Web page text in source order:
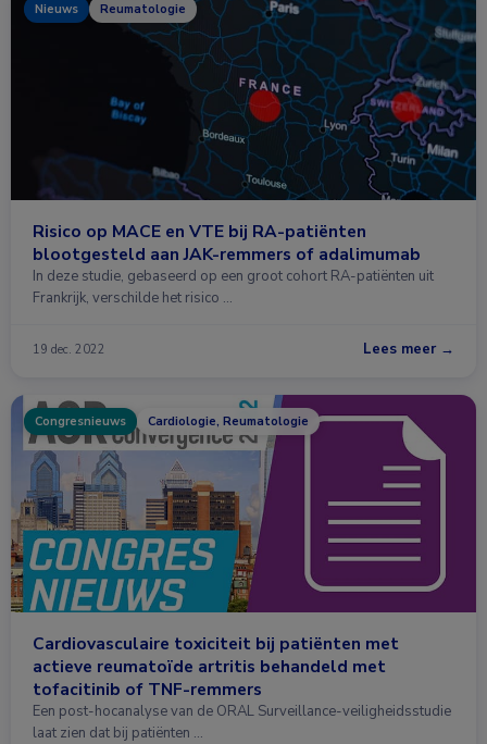
Nieuws Reumatologie
Risico op MACE en VTE bij RA-patiënten
blootgesteld aan JAK-remmers of adalimumab
In deze studie, gebaseerd op een groot cohort RA-patiënten uit
Frankrijk, verschilde het risico …
19 dec. 2022 Lees meer →
Congresnieuws Cardiologie, Reumatologie
Cardiovasculaire toxiciteit bij patiënten met
actieve reumatoïde artritis behandeld met
tofacitinib of TNF-remmers
Een post-hocanalyse van de ORAL Surveillance-veiligheidsstudie
laat zien dat bij patiënten …